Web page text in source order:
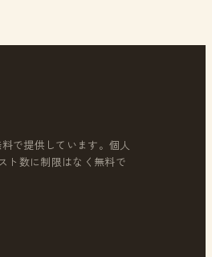
で提供しています。個人
ト数に制限はなく無料で